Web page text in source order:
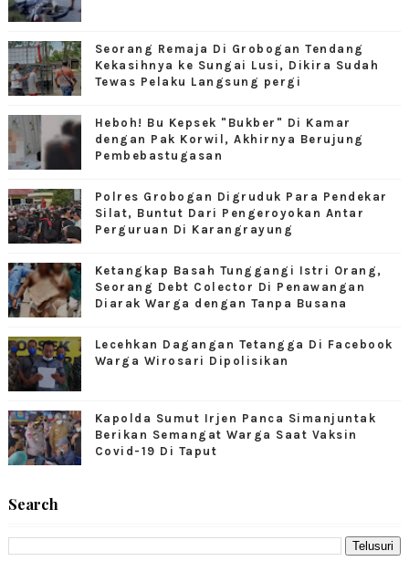
Seorang Remaja Di Grobogan Tendang
Kekasihnya ke Sungai Lusi, Dikira Sudah
Tewas Pelaku Langsung pergi
Heboh! Bu Kepsek "Bukber" Di Kamar
dengan Pak Korwil, Akhirnya Berujung
Pembebastugasan
Polres Grobogan Digruduk Para Pendekar
Silat, Buntut Dari Pengeroyokan Antar
Perguruan Di Karangrayung
Ketangkap Basah Tunggangi Istri Orang,
Seorang Debt Colector Di Penawangan
Diarak Warga dengan Tanpa Busana
Lecehkan Dagangan Tetangga Di Facebook
Warga Wirosari Dipolisikan
Kapolda Sumut Irjen Panca Simanjuntak
Berikan Semangat Warga Saat Vaksin
Covid-19 Di Taput
Search